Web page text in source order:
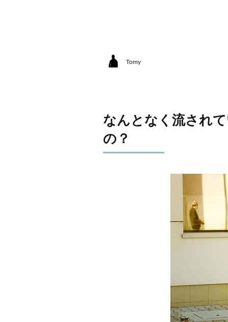
Tomy
なんとなく流され
の？